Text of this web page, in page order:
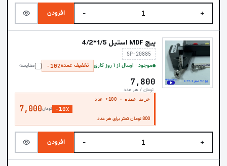
+
− افزودن
پیچ MDF استیل 1/5*4/2
SP-20885
موجود · ارسال از ۱ روز کاری تخفیف عمده−10٪ مقایسه
7,800
تومان / هر عدد
خرید عمده · 100+ عدد
7,000تومان −10٪
800 تومان کمتر برای هر عدد
+
− افزودن